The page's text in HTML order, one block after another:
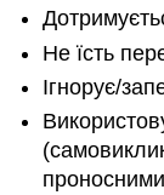
Не їсть
Ігнорує/